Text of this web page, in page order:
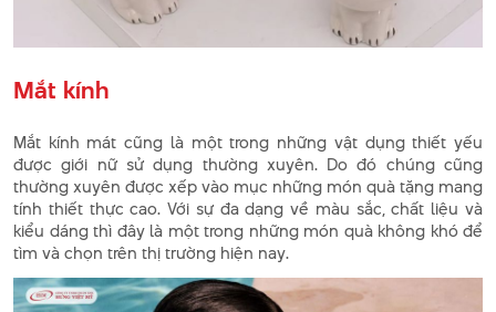
Mắt kính
Mắt kính mát cũng là một trong những vật dụng thiết yếu
được giới nữ sử dụng thường xuyên. Do đó chúng cũng
thường xuyên được xếp vào mục những món quà tặng mang
tính thiết thực cao. Với sự đa dạng về màu sắc, chất liệu và
kiểu dáng thì đây là một trong những món quà không khó để
tìm và chọn trên thị trường hiện nay.